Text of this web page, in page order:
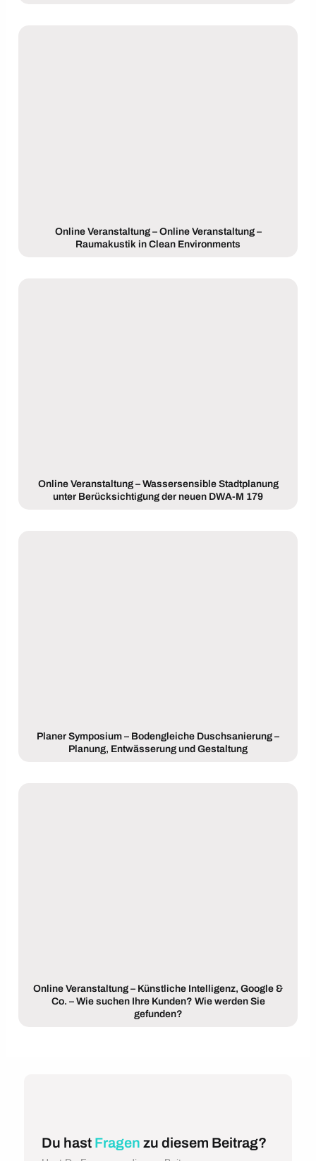
Online Veranstaltung – Online Veranstaltung –
Raumakustik in Clean Environments
Online Veranstaltung – Wassersensible Stadtplanung
unter Berücksichtigung der neuen DWA-M 179
Planer Symposium – Bodengleiche Duschsanierung –
Planung, Entwässerung und Gestaltung
Online Veranstaltung – Künstliche Intelligenz, Google &
Co. – Wie suchen Ihre Kunden? Wie werden Sie
gefunden?
Du hast Fragen zu diesem Beitrag?